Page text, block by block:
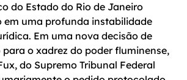
do Estado do Rio de Janeiro
em uma profunda instabilidade
Em uma nova decisão de
o xadrez do poder fluminense,
do Supremo Tribunal Federal